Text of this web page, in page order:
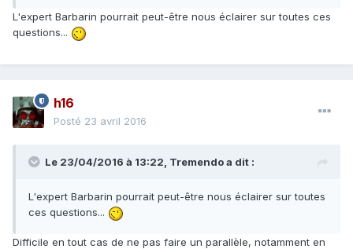
L'expert Barbarin pourrait peut-être nous éclairer sur toutes ces
questions...
h16
Posté 23 avril 2016
Le 23/04/2016 à 13:22, Tremendo a dit :
L'expert Barbarin pourrait peut-être nous éclairer sur toutes
ces questions...
Difficile en tout cas de ne pas faire un parallèle, notamment en